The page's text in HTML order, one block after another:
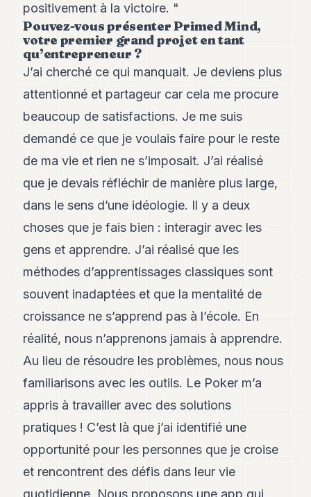
positivement à la victoire. "
Pouvez-vous présenter Primed Mind,
votre premier grand projet en tant
qu’entrepreneur ?
J’ai cherché ce qui manquait. Je deviens plus
attentionné et partageur car cela me procure
beaucoup de satisfactions. Je me suis
demandé ce que je voulais faire pour le reste
de ma vie et rien ne s’imposait. J’ai réalisé
que je devais réfléchir de manière plus large,
dans le sens d’une idéologie. Il y a deux
choses que je fais bien : interagir avec les
gens et apprendre. J’ai réalisé que les
méthodes d’apprentissages classiques sont
souvent inadaptées et que la mentalité de
croissance ne s’apprend pas à l’école. En
réalité, nous n’apprenons jamais à apprendre.
Au lieu de résoudre les problèmes, nous nous
familiarisons avec les outils. Le Poker m’a
appris à travailler avec des solutions
pratiques ! C’est là que j’ai identifié une
opportunité pour les personnes que je croise
et rencontrent des défis dans leur vie
quotidienne. Nous proposons une app qui